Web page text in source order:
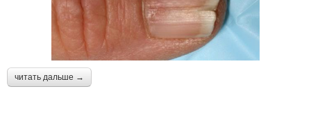
читать дальше →